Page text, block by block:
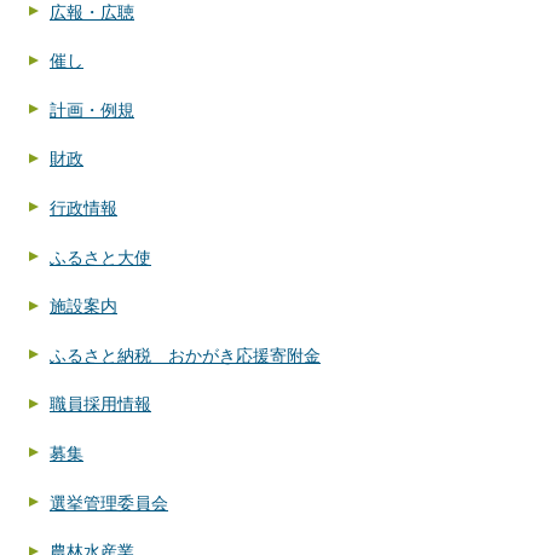
広報・広聴
催し
計画・例規
財政
行政情報
ふるさと大使
施設案内
ふるさと納税 おかがき応援寄附金
職員採用情報
募集
選挙管理委員会